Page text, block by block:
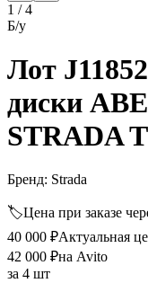
1 /4
Б/у
Лот
диски
STRADA
Бренд: Strada
🏷️Цена при заказе
40 000 ₽Актуальная
42 000 ₽на Avito
за 4 шт